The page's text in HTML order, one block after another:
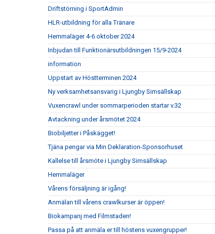
Driftstörning i SportAdmin
HLR-utbildning för alla Tränare
Hemmaläger 4-6 oktober 2024
Inbjudan till Funktionärsutbildningen 15/9-2024
information
Uppstart av Höstterminen 2024
Ny verksamhetsansvarig i Ljungby Simsällskap
Vuxencrawl under sommarperioden startar v.32
Avtackning under årsmötet 2024
Biobiljetter i Påskägget!
Tjäna pengar via Min Deklaration-Sponsorhuset
Kallelse till årsmöte i Ljungby Simsällskap
Hemmaläger
Vårens försäljning är igång!
Anmälan till vårens crawlkurser är öppen!
Biokampanj med Filmstaden!
Passa på att anmäla er till höstens vuxengrupper!